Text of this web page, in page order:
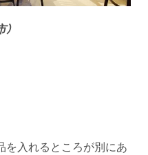
を入れるところが別にあ